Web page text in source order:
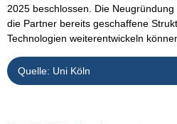
2025 beschlossen. Die
die Partner bereits geschaffene
Technologien weiterentwickeln
Quelle: Uni Köln